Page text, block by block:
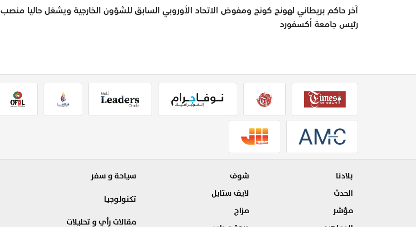
آخر حاكم بريطاني لهونج كونج ومفوض الاتحاد الأوروبي السابق للشؤون الخارجية ويشغل حاليا منصب
رئيس جامعة أكسفورد
بلادنا
الحدث
مؤشر
شوف
لايف ستايل
مزاج
سياحة و سفر
تكنولوجيا
مقالات رأي و تحليلات